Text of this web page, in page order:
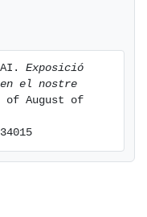
Exposició
el nostre
of August of